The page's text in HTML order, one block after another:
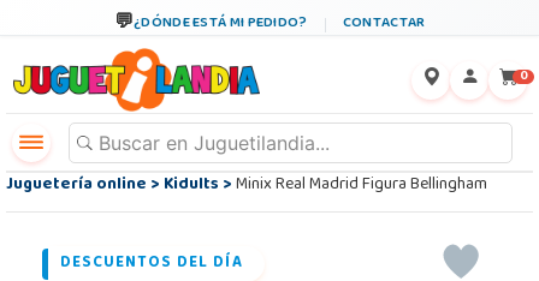
¿DÓNDE ESTÁ MI PEDIDO? CONTACTAR
0
Juguetería online>Kidults>Minix Real Madrid Figura Bellingham
DESCUENTOS DEL DÍA